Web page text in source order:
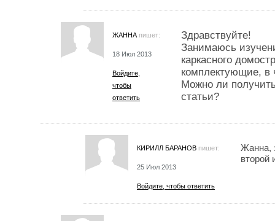
ЖАННА пишет:
18 Июл 2013
Войдите,
чтобы
ответить
Здравствуйте!
Занимаюсь
каркасного
комплектующие, в
Можно ли
статьи?
КИРИЛЛ БАРАНОВ пишет:
25 Июл 2013
Войдите, чтобы ответить
Жанна,
второй